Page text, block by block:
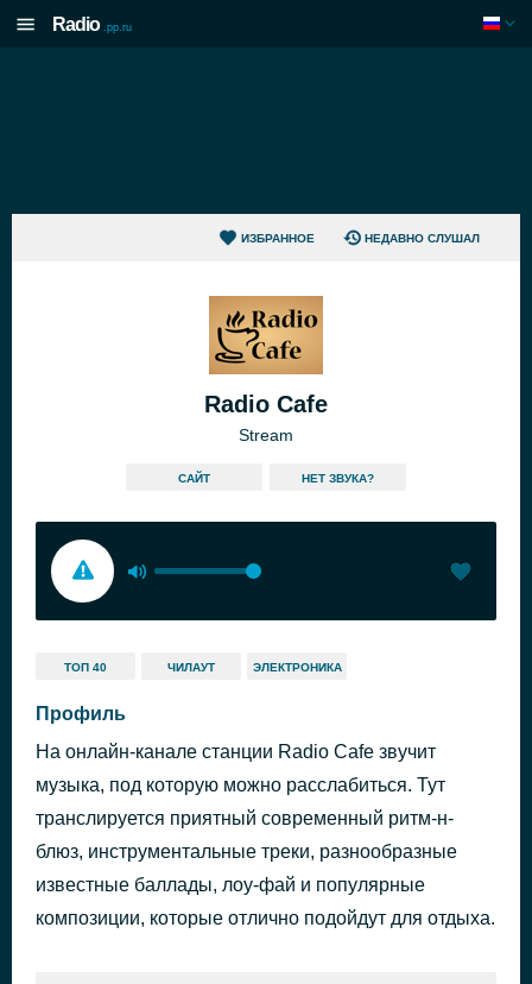
Radio .pp.ru
ИЗБРАННОЕ НЕДАВНО СЛУШАЛ
Radio Cafe
Stream
САЙТ HЕТ ЗВУКА?
ТОП 40 ЧИЛАУТ ЭЛЕКТРОНИКА
Профиль
На онлайн-канале станции Radio Cafe звучит
музыка, под которую можно расслабиться. Тут
транслируется приятный современный ритм-н-
блюз, инструментальные треки, разнообразные
известные баллады, лоу-фай и популярные
композиции, которые отлично подойдут для отдыха.